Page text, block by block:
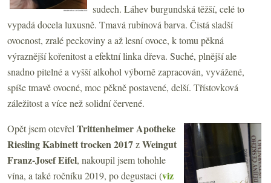
sudech. Láhev burgundská těžší, celé to
vypadá docela luxusně. Tmavá rubínová barva. Čistá sladší
ovocnost, zralé peckoviny a až lesní ovoce, k tomu pěkná
výraznější kořenitost a efektní linka dřeva. Suché, plnější ale
snadno pitelné a vyšší alkohol výborně zapracován, vyvážené,
spíše tmavě ovocné, moc pěkně postavené, delší. Třístovková
záležitost a více než solidní červené.
Opět jsem otevřel Trittenheimer Apotheke
Riesling Kabinett trocken 2017zWeingut
Franz-Josef Eifel, nakoupil jsem tohohle
vína, a také ročníku 2019, po degustaci (viz